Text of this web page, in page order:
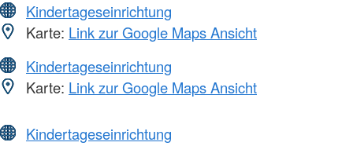
Kindertageseinrichtung
Karte: Link zur Google Maps Ansicht
Kindertageseinrichtung
Karte: Link zur Google Maps Ansicht
Kindertageseinrichtung